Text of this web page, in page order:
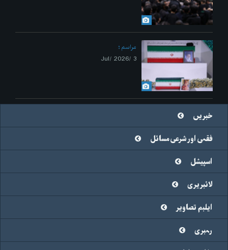
مراسم
3 /Jul/ 2026
خبریں
فقہی اور شرعی مسائل
اسپیشل
لائبریری
ایلبم تصاویر
رہبری